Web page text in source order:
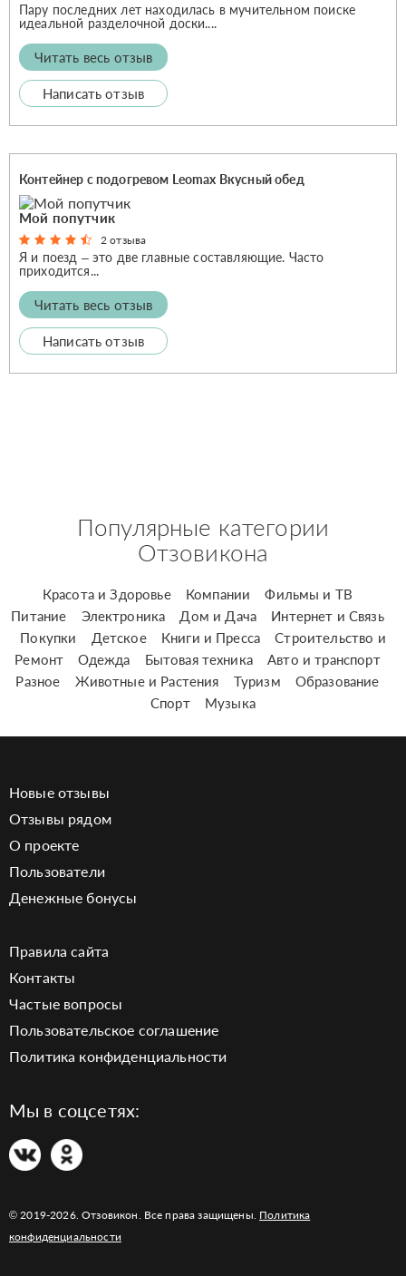
Пару последних лет находилась в мучительном поиске
идеальной разделочной доски....
Читать весь отзыв
Написать отзыв
Контейнер с подогревом Leomax Вкусный обед
Мой попутчик
2 отзыва
Я и поезд – это две главные составляющие. Часто
приходится...
Читать весь отзыв
Написать отзыв
Популярные категории
Отзовикона
Красота и Здоровье Компании
Фильмы и ТВ
Питание
Электроника Дом и Дача
Интернет и Связь
Покупки
Детское Книги и Пресса
Строительство и
Ремонт
Одежда Бытовая техника
Авто и транспорт
Разное
Животные и Растения Туризм
Образование
Спорт
Музыка
Новые отзывы
Отзывы рядом
О проекте
Пользователи
Денежные бонусы
Правила сайта
Контакты
Частые вопросы
Пользовательское соглашение
Политика конфиденциальности
Мы в соцсетях:
© 2019-2026. Отзовикон. Все права защищены. Политика
конфиденциальности